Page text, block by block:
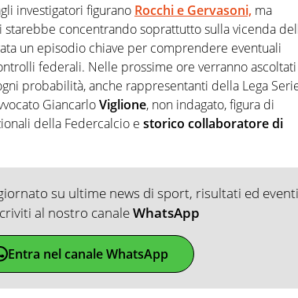
investigatori figurano Rocchi e Gervasoni, ma
starebbe concentrando soprattutto sulla vicenda
un episodio chiave per comprendere eventuali
federali. Nelle prossime ore verranno ascoltati
probabilità, anche rappresentanti della Lega
GiancarloViglione, non indagato, figura di
della Federcalcio e storico collaboratore di
su ultime news di sport, risultati ed eventi
al nostro canaleWhatsApp
Entra nel canale WhatsApp